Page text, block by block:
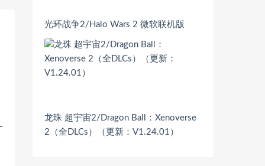
光环战争2/Halo Wars 2 微软联机版
龙珠 超宇宙2/Dragon Ball：Xenoverse
2（全DLCs）（更新：V1.24.01）